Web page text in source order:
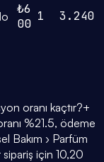
₺6
00
1
3.240
oranı kaçtır?+
%21.5, ödeme
Bakım › Parfüm
sipariş için 10,20